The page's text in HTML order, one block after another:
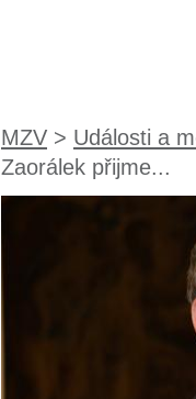
MZV > Události a
Zaorálek přijme...